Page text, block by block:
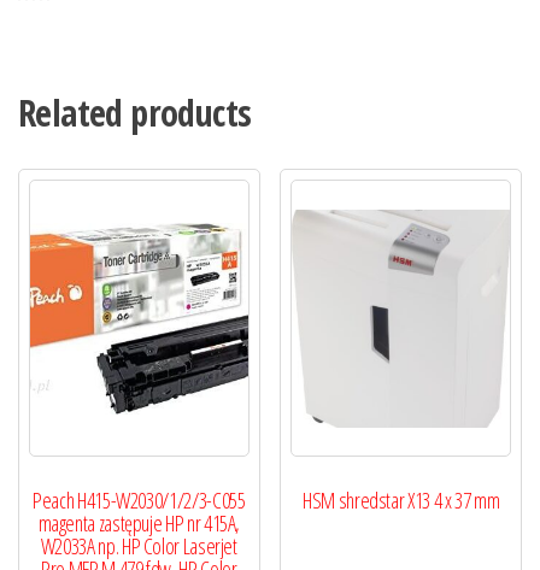
Related products
Peach H415-W2030/1/2/3-C055
magenta zastępuje HP nr 415A,
W2033A np. HP Color Laserjet
HSM shredstar X13 4 x 37 mm